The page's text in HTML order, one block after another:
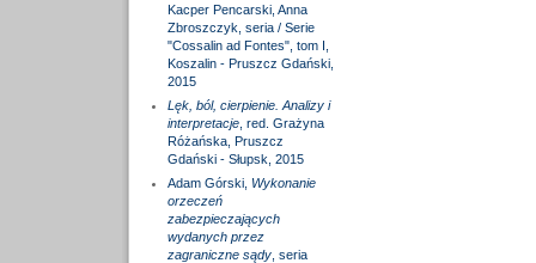
Kacper Pencarski, Anna
Zbroszczyk, seria / Serie
"Cossalin ad Fontes", tom I,
Koszalin - Pruszcz Gdański,
2015
Lęk, ból, cierpienie. Analizy i
interpretacje, red. Grażyna
Różańska, Pruszcz
Gdański - Słupsk, 2015
Adam Górski, Wykonanie
orzeczeń
zabezpieczających
wydanych przez
zagraniczne sądy, seria